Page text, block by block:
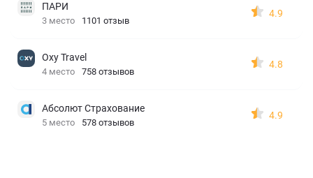
ПАРИ
3 место 1101 отзыв
4.9
Oxy Travel
4 место 758 отзывов
4.8
Абсолют Страхование
5 место 578 отзывов
4.9